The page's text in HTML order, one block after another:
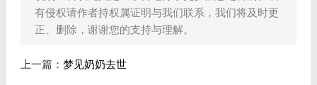
有侵权请作者持权属证明与我们联系，我们将及时更
正、删除，谢谢您的支持与理解。
上一篇： 梦见奶奶去世